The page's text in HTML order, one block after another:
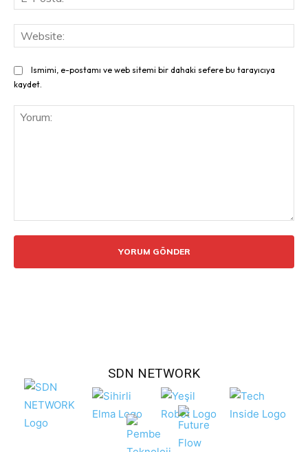
Ismimi, e-postamı ve web sitemi bir dahaki sefere bu tarayıcıya
kaydet.
SDN NETWORK